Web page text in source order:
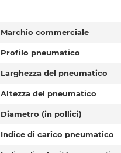
Marchio commerciale
Profilo pneumatico
Larghezza del pneumatico
Altezza del pneumatico
Diametro (in pollici)
Indice di carico pneumatico